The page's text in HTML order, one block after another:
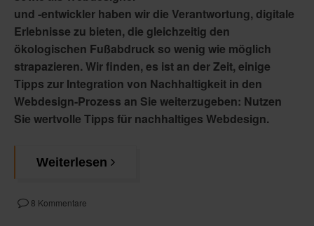
und -entwickler haben wir die Verantwortung, digitale
Erlebnisse zu bieten, die gleichzeitig den
ökologischen Fußabdruck so wenig wie möglich
strapazieren. Wir finden, es ist an der Zeit, einige
Tipps zur Integration von Nachhaltigkeit in den
Webdesign-Prozess an Sie weiterzugeben: Nutzen
Sie wertvolle Tipps für nachhaltiges Webdesign.
Weiterlesen
8 Kommentare